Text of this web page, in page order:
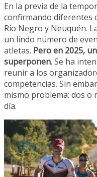
En la previa de la
confirmando diferentes
Río Negro y Neuquén.
un lindo número de
atletas. Pero en 2025,
superponen. Se ha
reunir a los
competencias. Sin
mismo problema: dos o
día.